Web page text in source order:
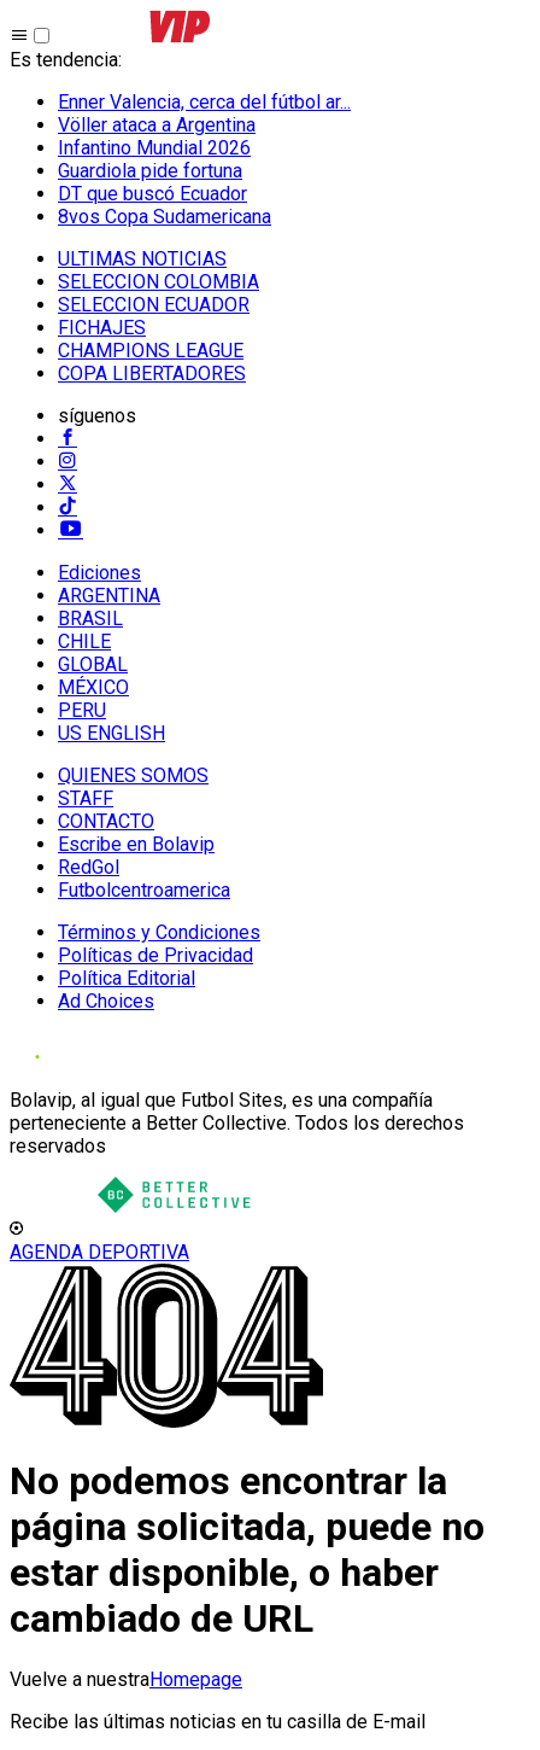
Es tendencia:
Enner Valencia, cerca del fútbol ar...
Völler ataca a Argentina
Infantino Mundial 2026
Guardiola pide fortuna
DT que buscó Ecuador
8vos Copa Sudamericana
ULTIMAS NOTICIAS
SELECCION COLOMBIA
SELECCION ECUADOR
FICHAJES
CHAMPIONS LEAGUE
COPA LIBERTADORES
síguenos
Ediciones
ARGENTINA
BRASIL
CHILE
GLOBAL
MÉXICO
PERU
US ENGLISH
QUIENES SOMOS
STAFF
CONTACTO
Escribe en Bolavip
RedGol
Futbolcentroamerica
Términos y Condiciones
Políticas de Privacidad
Política Editorial
Ad Choices
Bolavip, al igual que Futbol Sites, es una compañía
perteneciente a Better Collective. Todos los derechos
reservados
AGENDA DEPORTIVA
No podemos encontrar la
página solicitada, puede no
estar disponible, o haber
cambiado de URL
Vuelve a nuestraHomepage
Recibe las últimas noticias en tu casilla de E-mail